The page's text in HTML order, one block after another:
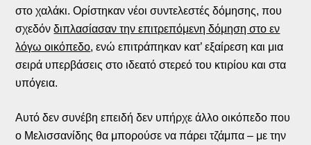
στο χαλάκι. Ορίστηκαν νέοι συντελεστές δόμησης, που
σχεδόνδιπλασίασαν την επιτρεπόμενη δόμηση στο εν
λόγω οικόπεδο, ενώ επιτράπηκαν κατ’ εξαίρεση και μια
σειρά υπερβάσεις στο ιδεατό στερεό του κτιρίου και στα
υπόγεια.
Αυτό δεν συνέβη επειδή δεν υπήρχε άλλο οικόπεδο που
ο Μελισσανίδης θα μπορούσε να πάρει τζάμπα – με την